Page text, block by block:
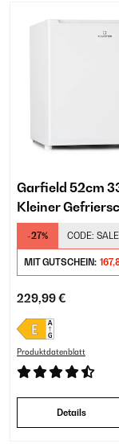
Garfield 52cm
Kleiner
Weiß
-27% CODE:
MIT GUTSCHEIN:
229,99 €
Produktdatenblatt
Details